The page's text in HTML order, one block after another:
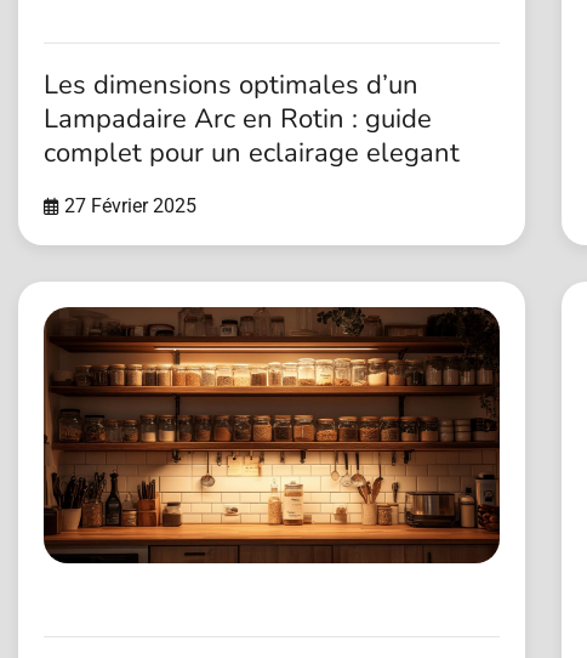
Les dimensions optimales d’un
Lampadaire Arc en Rotin : guide
complet pour un eclairage elegant
27 Février 2025